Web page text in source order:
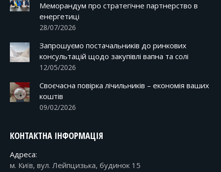
Меморандум про стратегічне партнерство в
енергетиці
28/07/2026
Запрошуємо постачальників до ринкових
консультацій щодо закупівлі вапна та солі
12/05/2026
Своєчасна повірка лічильників – економія ваших
коштів
09/02/2026
КОНТАКТНА ІНФОРМАЦІЯ
Адреса:
м. Київ, вул. Лейпцизька, будинок 15